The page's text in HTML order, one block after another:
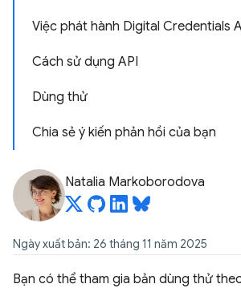
Việc phát hành Digital Credentials
Cách sử dụng API
Dùng thử
Chia sẻ ý kiến phản hồi của bạn
Natalia Markoborodova
Ngày xuất bản: 26 tháng 11 năm 2025
Bạn có thể tham gia bản dùng thử